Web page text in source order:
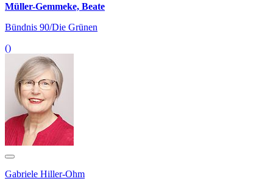
Müller-Gemmeke, Beate
Bündnis 90/Die Grünen
()
Gabriele Hiller-Ohm